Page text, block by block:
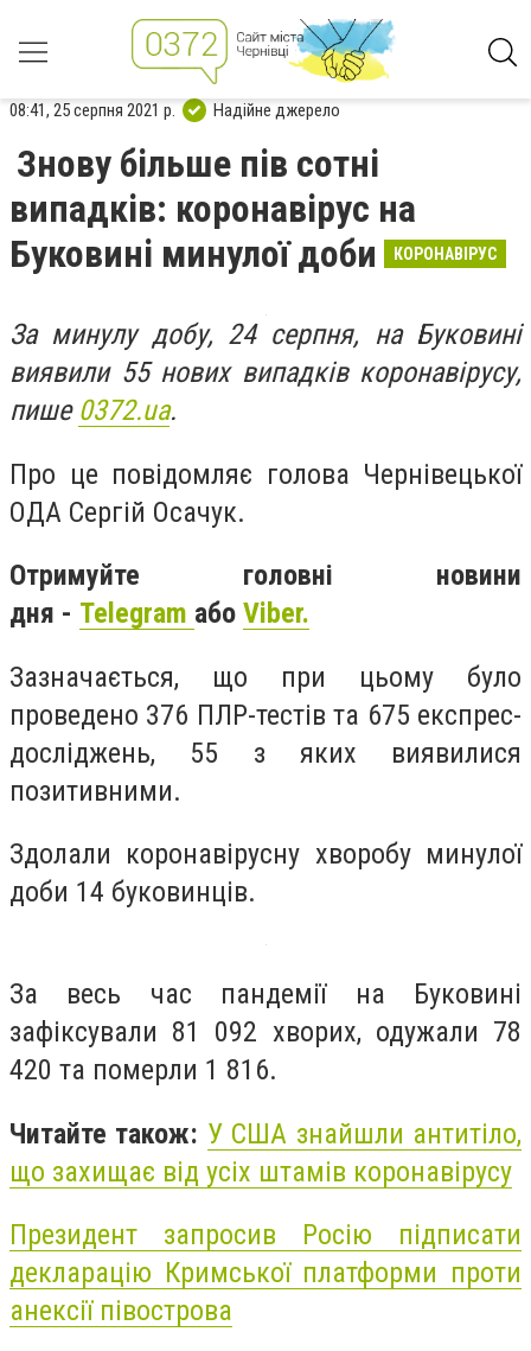
08:41, 25 серпня 2021 р. Надійне джерело
Знову більше пів сотні
випадків: коронавірус на
Буковині минулої доби
КОРОНАВІРУС
За минулу добу, 24 серпня, на Буковині
виявили 55 нових випадків коронавірусу,
пише 0372.ua.
Про це повідомляє голова Чернівецької
ОДА Сергій Осачук.
Отримуйте головні новини
дня - Telegram або Viber.
Зазначається, що при цьому було
проведено 376 ПЛР-тестів та 675 експрес-
досліджень, 55 з яких виявилися
позитивними.
Здолали коронавірусну хворобу минулої
доби 14 буковинців.
За весь час пандемії на Буковині
зафіксували 81 092 хворих, одужали 78
420 та померли 1 816.
Читайте також: У США знайшли антитіло,
що захищає від усіх штамів коронавірусу
Президент запросив Росію підписати
декларацію Кримської платформи проти
анексії півострова